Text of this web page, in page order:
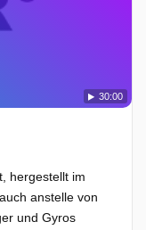
30:00
hergestellt im
anstelle von
und Gyros